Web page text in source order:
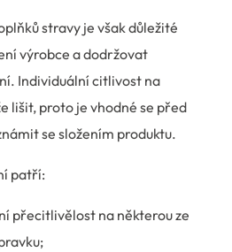
stravy je však důležité
výrobce a dodržovat
Individuální citlivost na
lišit, proto je vhodné se před
se složením produktu.
patří:
přecitlivělost na některou ze